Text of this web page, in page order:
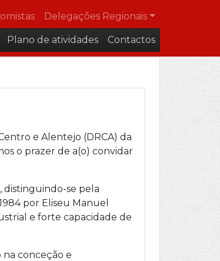
Delegações Regionais
Plano de atividades Contactos
e Alentejo (DRCA) da
o prazer de a(o) convidar
distinguindo-se pela
por Eliseu Manuel
e forte capacidade de
conceção e